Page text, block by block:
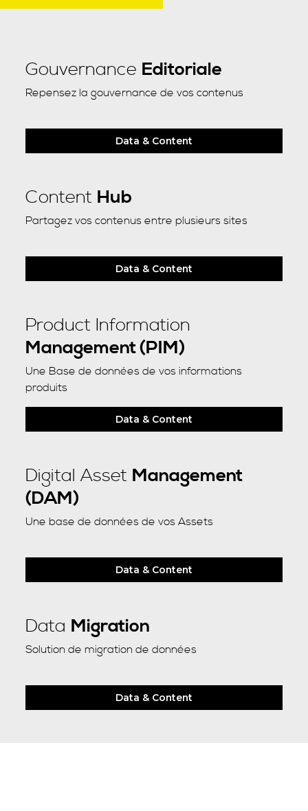
Gouvernance Editoriale
Repensez la gouvernance de vos contenus
Data & Content
Content Hub
Partagez vos contenus entre plusieurs sites
Data & Content
Product Information
Management (PIM)
Une Base de données de vos informations
produits
Data & Content
Digital Asset Management
(DAM)
Une base de données de vos Assets
Data & Content
Data Migration
Solution de migration de données
Data & Content